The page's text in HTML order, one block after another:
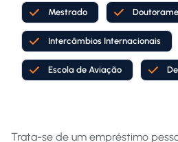
Mestrado
Intercâmbios Internacionais
Escola de Aviação
Trata-se de um empréstimo